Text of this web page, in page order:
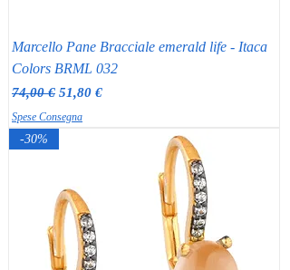
Marcello Pane Bracciale emerald life - Itaca
Colors BRML 032
Prezzo regolare
74,00 € Prezzo scontato
51,80 €
Spese Consegna
-30%